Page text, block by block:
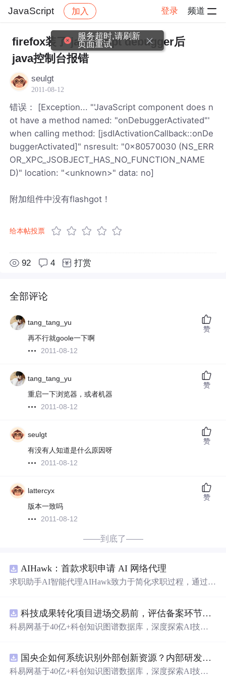
JavaScript 加入 登录 频道
社区 JavaScript 帖子详情
firefox装了 javascript debugger后
java控制台报错
seulgt
2011-08-12
错误： [Exception... "'JavaScript component does n
ot have a method named: "onDebuggerActivated"'
when calling method: [jsdIActivationCallback::onDe
buggerActivated]" nsresult: "0x80570030 (NS_ERR
OR_XPC_JSOBJECT_HAS_NO_FUNCTION_NAME
D)" location: "<unknown>" data: no]
附加组件中没有flashgot！
给本帖投票
92 4 打赏
全部评论
tang_tang_yu
再不行就goole一下啊
2011-08-12
赞
tang_tang_yu
重启一下浏览器，或者机器
2011-08-12
赞
seulgt
有没有人知道是什么原因呀
2011-08-12
赞
lattercyx
版本一致吗
2011-08-12
赞
——到底了——
AIHawk：首款求职申请 AI 网络代理
求职助手AI智能代理AIHawk致力于简化求职过程，通过自
科技成果转化项目进场交易前，评估备案环节需要准备哪些材料？.docx
科易网基于40亿+科创知识图谱数据库，深度探索AI技术
新领域的AI+数智化解决方案，推动科技创新与产业创新
智能化发展。
国央企如何系统识别外部创新资源？内部研发体系完善，但对外部高校、中小科技企业技术能力缺乏动态认知。.docx
科易网基于40亿+科创知识图谱数据库，深度探索AI技术
服务超时,请刷新
页面重试